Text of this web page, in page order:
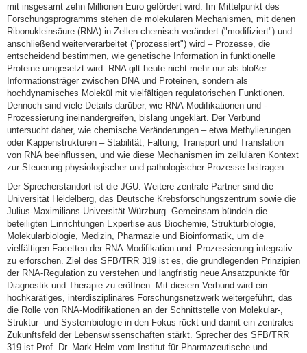
mit insgesamt zehn Millionen Euro gefördert wird. Im Mittelpunkt des
Forschungsprogramms stehen die molekularen Mechanismen, mit denen
Ribonukleinsäure (RNA) in Zellen chemisch verändert ("modifiziert") und
anschließend weiterverarbeitet ("prozessiert") wird – Prozesse, die
entscheidend bestimmen, wie genetische Information in funktionelle
Proteine umgesetzt wird. RNA gilt heute nicht mehr nur als bloßer
Informationsträger zwischen DNA und Proteinen, sondern als
hochdynamisches Molekül mit vielfältigen regulatorischen Funktionen.
Dennoch sind viele Details darüber, wie RNA-Modifikationen und -
Prozessierung ineinandergreifen, bislang ungeklärt. Der Verbund
untersucht daher, wie chemische Veränderungen – etwa Methylierungen
oder Kappenstrukturen – Stabilität, Faltung, Transport und Translation
von RNA beeinflussen, und wie diese Mechanismen im zellulären Kontext
zur Steuerung physiologischer und pathologischer Prozesse beitragen.
Der Sprecherstandort ist die JGU. Weitere zentrale Partner sind die
Universität Heidelberg, das Deutsche Krebsforschungszentrum sowie die
Julius-Maximilians-Universität Würzburg. Gemeinsam bündeln die
beteiligten Einrichtungen Expertise aus Biochemie, Strukturbiologie,
Molekularbiologie, Medizin, Pharmazie und Bioinformatik, um die
vielfältigen Facetten der RNA-Modifikation und -Prozessierung integrativ
zu erforschen. Ziel des SFB/TRR 319 ist es, die grundlegenden Prinzipien
der RNA-Regulation zu verstehen und langfristig neue Ansatzpunkte für
Diagnostik und Therapie zu eröffnen. Mit diesem Verbund wird ein
hochkarätiges, interdisziplinäres Forschungsnetzwerk weitergeführt, das
die Rolle von RNA-Modifikationen an der Schnittstelle von Molekular-,
Struktur- und Systembiologie in den Fokus rückt und damit ein zentrales
Zukunftsfeld der Lebenswissenschaften stärkt. Sprecher des SFB/TRR
319 ist Prof. Dr. Mark Helm vom Institut für Pharmazeutische und